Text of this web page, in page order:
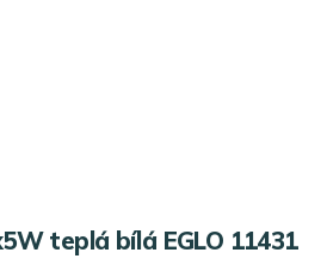
teplá bílá EGLO 11431